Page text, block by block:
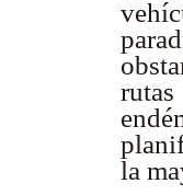
la